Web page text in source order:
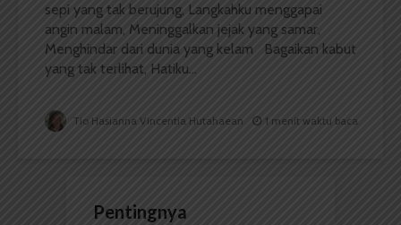
sepi yang tak berujung, Langkahku menggapai
angin malam, Meninggalkan jejak yang samar,
Menghindar dari dunia yang kelam Bagaikan kabut
yang tak terlihat, Hatiku...
Tio Hasianna Vincentia Hutahaean 1 menit waktu baca
Pentingnya